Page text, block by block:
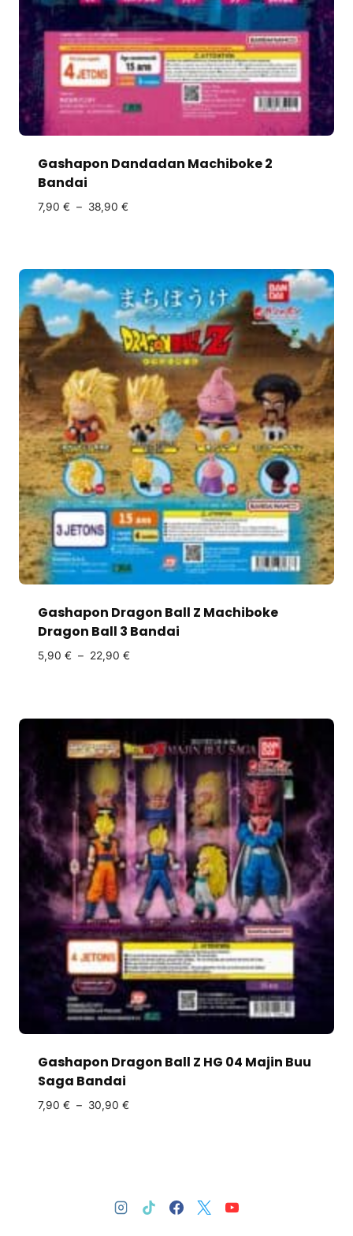
Gashapon Dandadan Machiboke 2
Bandai
7,90 € – 38,90 €
Gashapon Dragon Ball Z Machiboke
Dragon Ball 3 Bandai
5,90 € – 22,90 €
Gashapon Dragon Ball Z HG 04 Majin Buu
Saga Bandai
7,90 € – 30,90 €